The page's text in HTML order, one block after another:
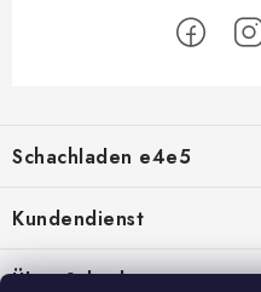
ß
z
e
i
Schachladen e4e5
Kontakt
Kundendienst
Geschäftsbedingungen
Über Schach